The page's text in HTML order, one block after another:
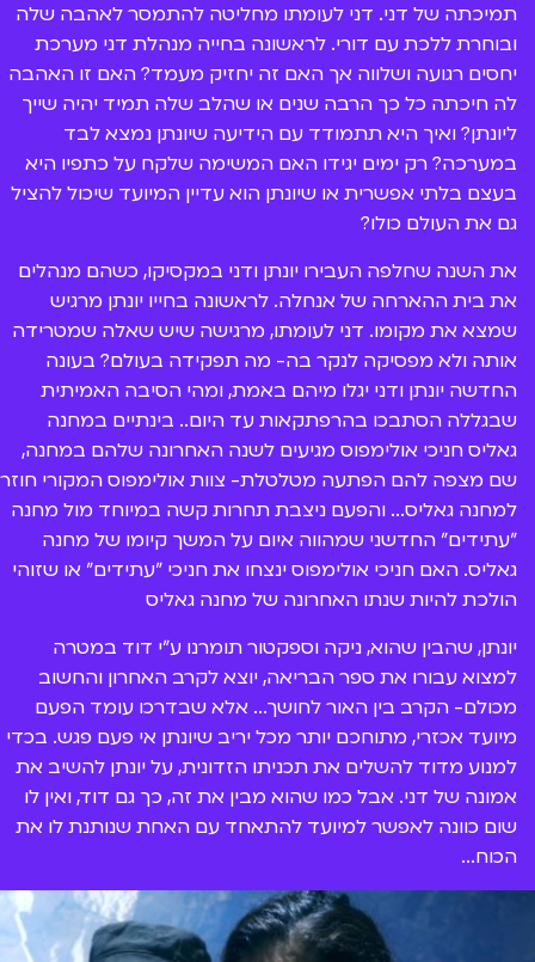
הסדרה זכתה 5 פעמים ברצף כסדרת השנה בטקס נבחרי
הילדים של ערוץ הילדים. כמו כן היא זיכתה את אליאנה
תדהר ותובל שפיר ב-5 פרסי שחקן/ית השנה לכל אחד!
ב-2014 זכתה הסדרה בסדרת הנוער של השנה בנבחרי
פרוגי יחד עם זכיות של אליאנה תדהר ותובל שפיר כשחקן
ושחקנית השנה.
תמיכתה של דני. דני לעומתו מחליטה להתמסר לאהבה שלה
ובוחרת ללכת עם דורי. לראשונה בחייה מנהלת דני מערכת
יחסים רגועה ושלווה אך האם זה יחזיק מעמד? האם זו האהבה
לה חיכתה כל כך הרבה שנים או שהלב שלה תמיד יהיה שייך
ליונתן? ואיך היא תתמודד עם הידיעה שיונתן נמצא לבד
במערכה? רק ימים יגידו האם המשימה שלקח על כתפיו היא
בעצם בלתי אפשרית או שיונתן הוא עדיין המיועד שיכול להציל
גם את העולם כולו?
את השנה שחלפה העבירו יונתן ודני במקסיקו, כשהם מנהלים
את בית ההארחה של אנחלה. לראשונה בחייו יונתן מרגיש
שמצא את מקומו. דני לעומתו, מרגישה שיש שאלה שמטרידה
אותה ולא מפסיקה לנקר בה- מה תפקידה בעולם? בעונה
החדשה יונתן ודני יגלו מיהם באמת, ומהי הסיבה האמיתית
שבגללה הסתבכו בהרפתקאות עד היום.. בינתיים במחנה
גאליס חניכי אולימפוס מגיעים לשנה האחרונה שלהם במחנה,
שם מצפה להם הפתעה מטלטלת- צוות אולימפוס המקורי חוזר
למחנה גאליס... והפעם ניצבת תחרות קשה במיוחד מול מחנה
"עתידים" החדשני שמהווה איום על המשך קיומו של מחנה
גאליס. האם חניכי אולימפוס ינצחו את חניכי "עתידים" או שזוהי
הולכת להיות שנתו האחרונה של מחנה גאליס
יונתן, שהבין שהוא, ניקה וספקטור תומרנו ע"י דוד במטרה
למצוא עבורו את ספר הבריאה, יוצא לקרב האחרון והחשוב
מכולם- הקרב בין האור לחושך... אלא שבדרכו עומד הפעם
מיועד אכזרי, מתוחכם יותר מכל יריב שיונתן אי פעם פגש. בכדי
למנוע מדוד להשלים את תכניתו הזדונית, על יונתן להשיב את
אמונה של דני. אבל כמו שהוא מבין את זה, כך גם דוד, ואין לו
שום כוונה לאפשר למיועד להתאחד עם האחת שנותנת לו את
הכוח...